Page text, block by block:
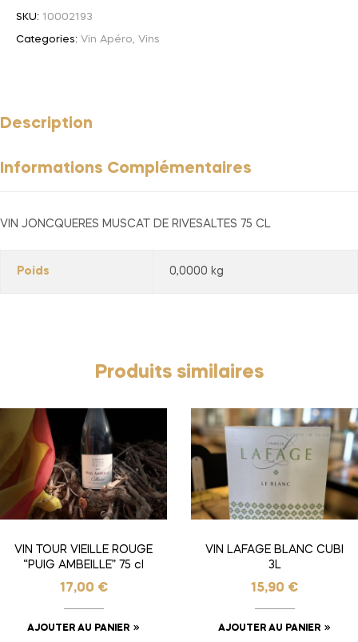
SKU: 10002193
Categories: Vin Apéro, Vins
Description
Informations Complémentaires
VIN JONCQUERES MUSCAT DE RIVESALTES 75 CL
Poids 0,0000 kg
Produits similaires
VIN TOUR VIEILLE ROUGE
“PUIG AMBEILLE” 75 cl
17,00 €
AJOUTER AU PANIER
VIN LAFAGE BLANC CUBI
3L
15,90 €
AJOUTER AU PANIER